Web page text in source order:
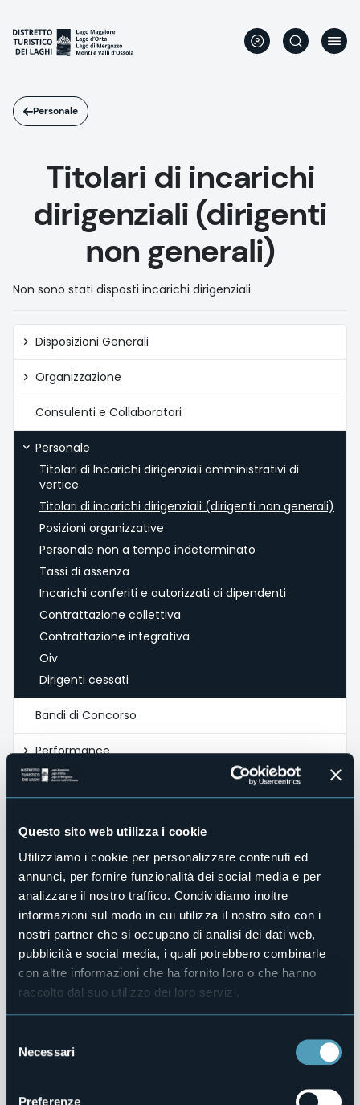
Questo sito web utilizza i cookie
Utilizziamo i cookie per personalizzare contenuti ed
annunci, per fornire funzionalità dei social media e per
analizzare il nostro traffico. Condividiamo inoltre
informazioni sul modo in cui utilizza il nostro sito con i
nostri partner che si occupano di analisi dei dati web,
pubblicità e social media, i quali potrebbero combinarle
con altre informazioni che ha fornito loro o che hanno
raccolto dal suo utilizzo dei loro servizi.
delNecessari
Preferenze
contenuto
principale
Personale
Titolari di incarichi
dirigenziali (dirigenti
non generali)
Non sono stati disposti incarichi dirigenziali.
Amministrazione
trasparente
Disposizioni Generali
Organizzazione
Consulenti e Collaboratori
Personale
Titolari di Incarichi dirigenziali amministrativi di
vertice
Titolari di incarichi dirigenziali (dirigenti non generali)
Posizioni organizzative
Personale non a tempo indeterminato
Tassi di assenza
Incarichi conferiti e autorizzati ai dipendenti
Contrattazione collettiva
Contrattazione integrativa
Oiv
Dirigenti cessati
Bandi di Concorso
Performance
Enti Controllati
Provvedimenti
Bandi di gara e contratti
Controlli sulle imprese
Sovvenzioni, Contributi, Sussidi, Vantaggi Economici
Bilanci